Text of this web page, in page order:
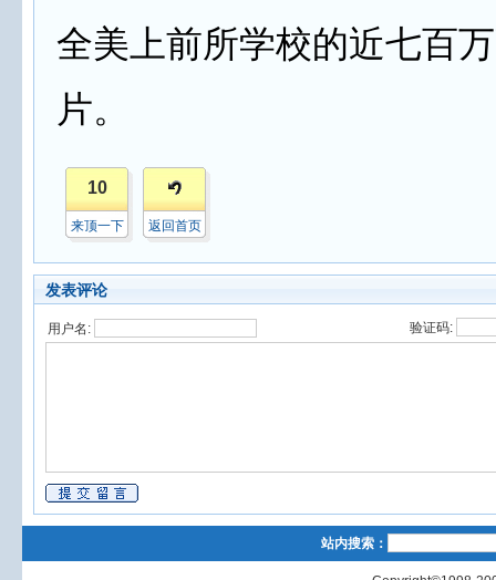
全美上前所学校的近七百
片。
10
来顶一下 返回首页
发表评论
用户名: 验证码:
站内搜索：